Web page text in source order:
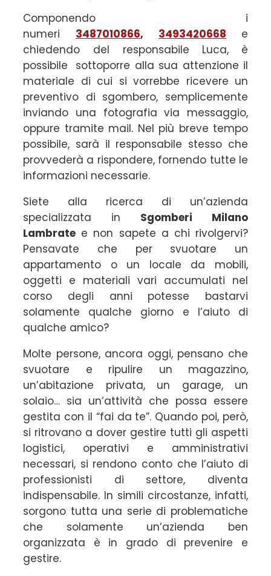
Componendo i
numeri 3487010866, 3493420668
e
chiedendo del responsabile Luca,
è
possibile
sottoporre alla sua attenzione il
materiale di cui si vorrebbe ricevere un
preventivo di sgombero, semplicemente
inviando una fotografia via messaggio,
oppure tramite mail. Nel più breve tempo
possibile, sarà il responsabile stesso che
provvederà a rispondere, fornendo tutte le
informazioni necessarie.
Siete alla ricerca di un’azienda
specializzata in Sgomberi Milano
Lambrate e non sapete a chi rivolgervi?
Pensavate che per svuotare un
appartamento o un locale da mobili,
oggetti e materiali vari accumulati nel
corso degli anni potesse bastarvi
solamente qualche giorno e l’aiuto di
qualche amico?
Molte persone, ancora oggi, pensano che
svuotare e ripulire un magazzino,
un’abitazione privata, un garage, un
solaio… sia un’attività che possa essere
gestita con il “fai da te”. Quando poi, però,
si ritrovano a dover gestire tutti gli aspetti
logistici, operativi e amministrativi
necessari, si rendono conto che l’aiuto di
professionisti di settore, diventa
indispensabile. In simili circostanze, infatti,
sorgono tutta una serie di problematiche
che solamente un’azienda ben
organizzata è in grado di prevenire e
gestire.